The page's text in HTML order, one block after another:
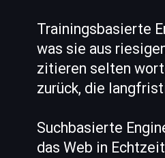
Trainingsbasierte
was sie aus
zitieren selten
zurück, die
Suchbasierte
das Web in